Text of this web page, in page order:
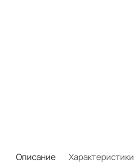
Описание Характеристики